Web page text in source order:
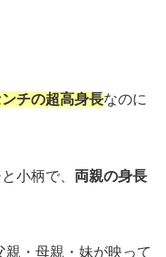
チの超高身長なのに
小柄で、 両親の身長
・母親・妹が映って